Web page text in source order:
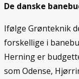
De danske
Ifølge Grønteknik
forskellige i
Herning er
som Odense,